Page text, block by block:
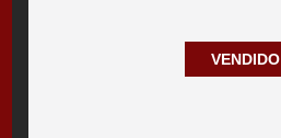
VENDIDO